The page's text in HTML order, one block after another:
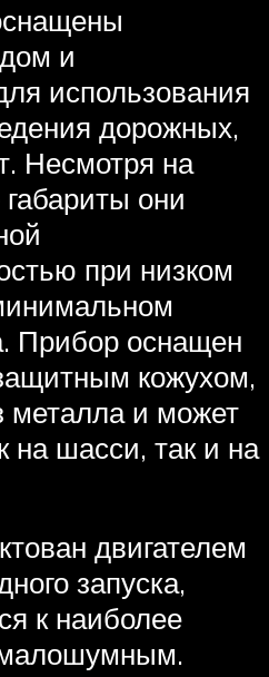
и
использования
дорожных,
Несмотря на
они
при низком
Прибор оснащен
кожухом,
и может
на шасси, так и на
двигателем
запуска,
к наиболее